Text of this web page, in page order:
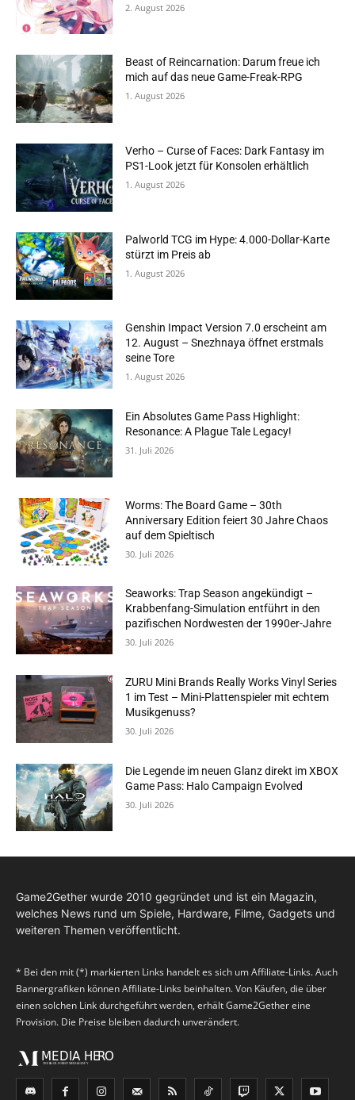
2. August 2026
Beast of Reincarnation: Darum freue ich
mich auf das neue Game-Freak-RPG
1. August 2026
Verho – Curse of Faces: Dark Fantasy im
PS1-Look jetzt für Konsolen erhältlich
1. August 2026
Palworld TCG im Hype: 4.000-Dollar-Karte
stürzt im Preis ab
1. August 2026
Genshin Impact Version 7.0 erscheint am
12. August – Snezhnaya öffnet erstmals
seine Tore
1. August 2026
Ein Absolutes Game Pass Highlight:
Resonance: A Plague Tale Legacy!
31. Juli 2026
Worms: The Board Game – 30th
Anniversary Edition feiert 30 Jahre Chaos
auf dem Spieltisch
30. Juli 2026
Seaworks: Trap Season angekündigt –
Krabbenfang-Simulation entführt in den
pazifischen Nordwesten der 1990er-Jahre
30. Juli 2026
ZURU Mini Brands Really Works Vinyl Series
1 im Test – Mini-Plattenspieler mit echtem
Musikgenuss?
30. Juli 2026
Die Legende im neuen Glanz direkt im XBOX
Game Pass: Halo Campaign Evolved
30. Juli 2026
Game2Gether wurde 2010 gegründet und ist ein Magazin,
welches News rund um Spiele, Hardware, Filme, Gadgets und
weiteren Themen veröffentlicht.
* Bei den mit (*) markierten Links handelt es sich um Affiliate-Links. Auch
Bannergrafiken können Affiliate-Links beinhalten. Von Käufen, die über
einen solchen Link durchgeführt werden, erhält Game2Gether eine
Provision. Die Preise bleiben dadurch unverändert.